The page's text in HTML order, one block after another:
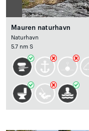
Mauren naturhavn
Naturhavn
5.7 nm S